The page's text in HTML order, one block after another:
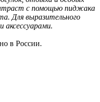
с помощью пиджака
Для выразительного
аксессуарами.
в России.